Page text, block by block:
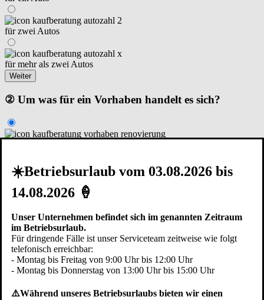
für zwei Autos
für mehr als zwei Autos
Weiter
② Um was für ein Vorhaben handelt es sich?
Neubau – Garage steht schon
Zurück Weiter
③ Die Garage ist...
im Haus integriert
☀️Betriebsurlaub vom 03.08.2026 bis
14.08.2026 🍦
Unser Unternehmen befindet sich im genannten Zeitraum
im Betriebsurlaub.
Für dringende Fälle ist unser Serviceteam zeitweise wie folgt
telefonisch erreichbar:
- Montag bis Freitag von 9:00 Uhr bis 12:00 Uhr
- Montag bis Donnerstag von 13:00 Uhr bis 15:00 Uhr
⚠️Während unseres Betriebsurlaubs bieten wir einen